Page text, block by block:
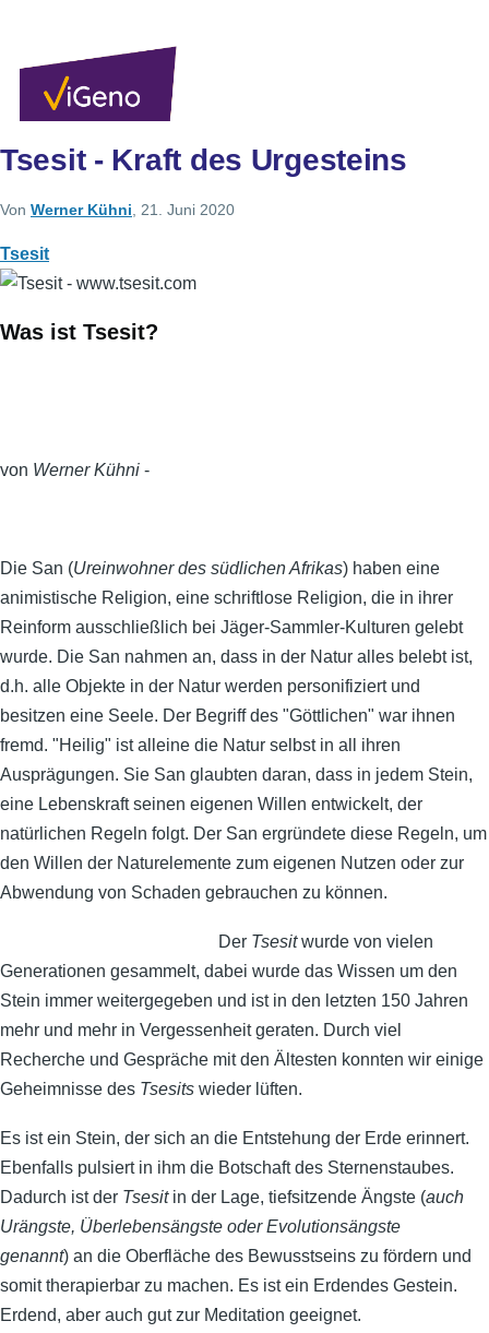
Tsesit - Kraft des Urgesteins
Von Werner Kühni , 21. Juni 2020
Tsesit
Was ist Tsesit?
von Werner Kühni -
Die San (Ureinwohner des südlichen Afrikas) haben eine
animistische Religion, eine schriftlose Religion, die in ihrer
Reinform ausschließlich bei Jäger-Sammler-Kulturen gelebt
wurde. Die San nahmen an, dass in der Natur alles belebt ist,
d.h. alle Objekte in der Natur werden personifiziert und
besitzen eine Seele. Der Begriff des "Göttlichen" war ihnen
fremd. "Heilig" ist alleine die Natur selbst in all ihren
Ausprägungen. Sie San glaubten daran, dass in jedem Stein,
eine Lebenskraft seinen eigenen Willen entwickelt, der
natürlichen Regeln folgt. Der San ergründete diese Regeln, um
den Willen der Naturelemente zum eigenen Nutzen oder zur
Abwendung von Schaden gebrauchen zu können.
Der Tsesitwurde von vielen
Generationen gesammelt, dabei wurde das Wissen um den
Stein immer weitergegeben und ist in den letzten 150 Jahren
mehr und mehr in Vergessenheit geraten. Durch viel
Recherche und Gespräche mit den Ältesten konnten wir einige
Geheimnisse des Tsesits wieder lüften.
Es ist ein Stein, der sich an die Entstehung der Erde erinnert.
Ebenfalls pulsiert in ihm die Botschaft des Sternenstaubes.
Dadurch ist der Tsesit in der Lage, tiefsitzende Ängste (auch
Urängste, Überlebensängste oder Evolutionsängste
genannt) an die Oberfläche des Bewusstseins zu fördern und
somit therapierbar zu machen. Es ist ein Erdendes Gestein.
Erdend, aber auch gut zur Meditation geeignet.